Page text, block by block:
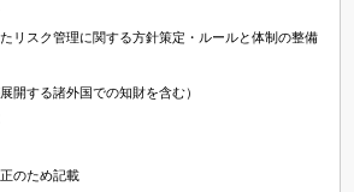
リスク管理に関する方針策定・ルールと体制の整備
開する諸外国での知財を含む）
正のため記載